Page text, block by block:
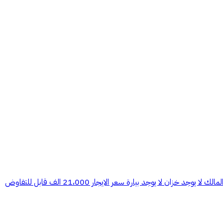
حوش مسلح للايجار بمساحة 600 ينفع مستودعات او نحوه فيه إمكانية تأجير فترة 5 سنوات (( شارع سكني )) يوجد عداد كهرباء سيتم توفيره من قبل المالك لا يوجد خزان لا يوجد بيارة سعر الايجار 21،000 الف قابل للتفاوض